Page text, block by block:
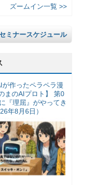
ズームイン一覧 >>
ミナースケジュール
が作ったペラペラ漫
まのAIプロト】 第0
『理屈』がやってき
年8月6日）